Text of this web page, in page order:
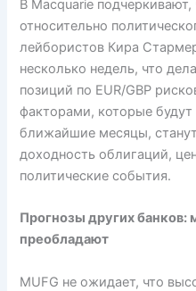
В Macquarie
относительно
лейбористов Кира
несколько недель, что
позиций по EUR/GBP
факторами, которые будут
ближайшие месяцы,
доходность облигаций,
политические события.
Прогнозы других банков:
преобладают
MUFG не ожидает, что